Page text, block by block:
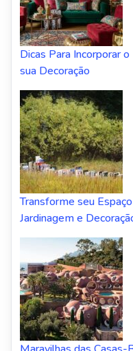
Dicas Para Incorporar
sua Decoração
Transforme seu
Jardinagem e